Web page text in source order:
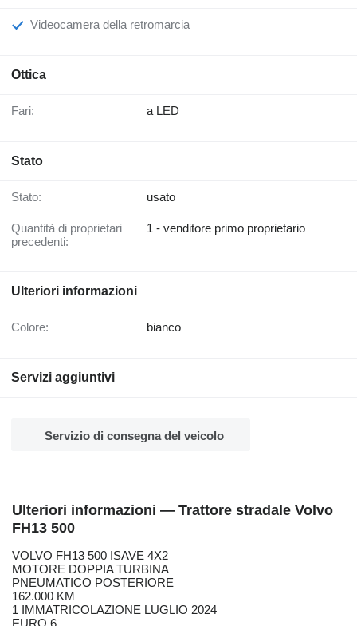
Videocamera della retromarcia
Ottica
Fari: a LED
Stato
Stato: usato
Quantità di proprietari
precedenti:
1 - venditore primo proprietario
Ulteriori informazioni
Colore: bianco
Servizi aggiuntivi
Servizio di consegna del veicolo
Ulteriori informazioni — Trattore stradale Volvo
FH13 500
VOLVO FH13 500 ISAVE 4X2
MOTORE DOPPIA TURBINA
PNEUMATICO POSTERIORE
162.000 KM
1 IMMATRICOLAZIONE LUGLIO 2024